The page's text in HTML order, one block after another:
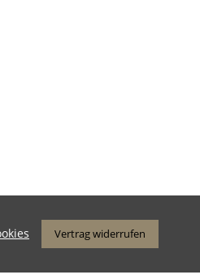
Vertrag widerrufen